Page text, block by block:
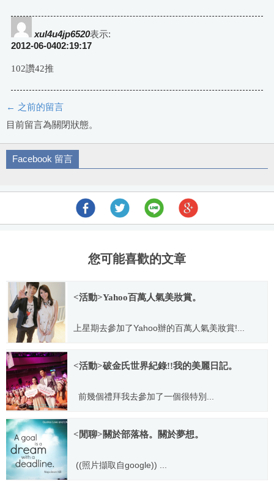
xul4u4jp6520表示:
2012-06-0402:19:17
102讚42推
評
論
導
← 之前的留言
目前留言為關閉狀態。
Facebook 留言
您可能喜歡的文章
<活動>Yahoo百萬人氣美妝賞。
上星期去參加了Yahoo辦的百萬人氣美妝賞!...
2011.09.29
<活動>破金氏世界紀錄!!我的美麗日記。
前幾個禮拜我去參加了一個很特別...
2013.08.12
<閒聊>關於部落格。關於夢想。
((照片擷取自google)) ...